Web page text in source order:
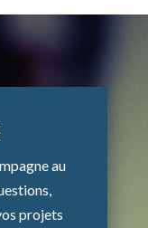
au
projets